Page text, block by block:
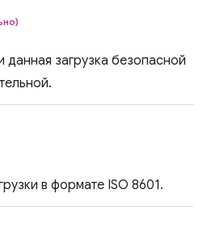
данная загрузка безопасной
в формате ISO 8601.